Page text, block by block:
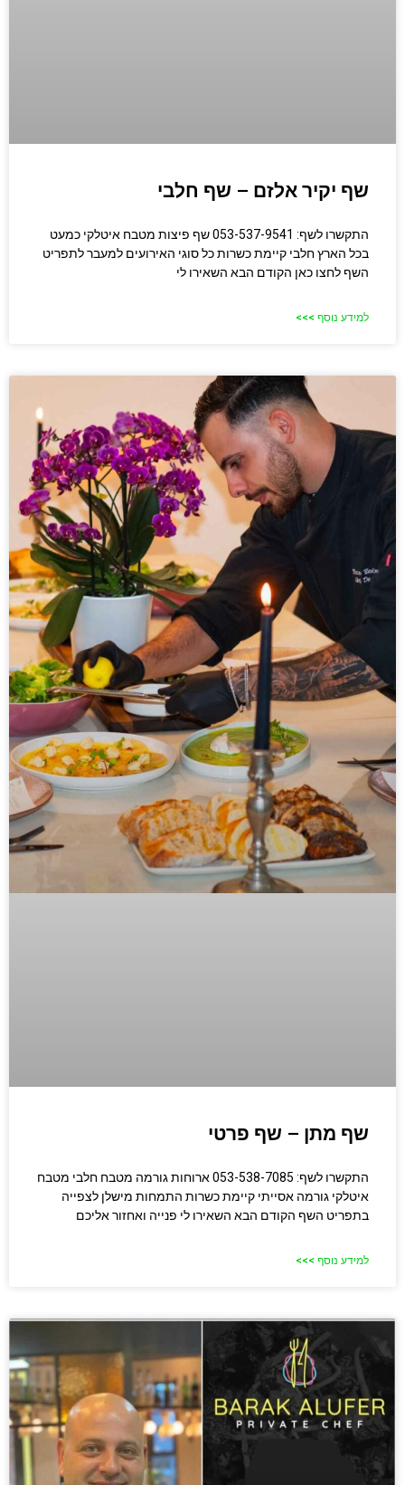
שף יקיר אלזם – שף חלבי
התקשרו לשף: 053-537-9541 שף פיצות מטבח איטלקי כמעט
בכל הארץ חלבי קיימת כשרות כל סוגי האירועים למעבר לתפריט
השף לחצו כאן הקודם הבא השאירו לי
למידע נוסף >>>
שף מתן – שף פרטי
התקשרו לשף: 053-538-7085 ארוחות גורמה מטבח חלבי מטבח
איטלקי גורמה אסייתי קיימת כשרות התמחות מישלן לצפייה
בתפריט השף הקודם הבא השאירו לי פנייה ואחזור אליכם
למידע נוסף >>>